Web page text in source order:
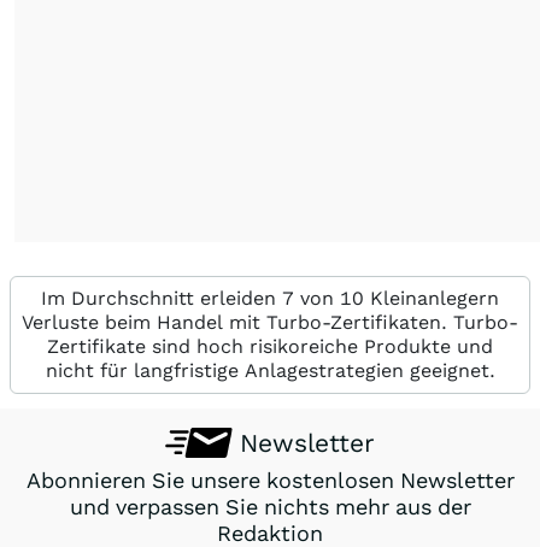
Im Durchschnitt erleiden 7 von 10 Kleinanlegern
Verluste beim Handel mit Turbo-Zertifikaten. Turbo-
Zertifikate sind hoch risikoreiche Produkte und
nicht für langfristige Anlagestrategien geeignet.
Newsletter
Abonnieren Sie unsere kostenlosen Newsletter
und verpassen Sie nichts mehr aus der
Redaktion